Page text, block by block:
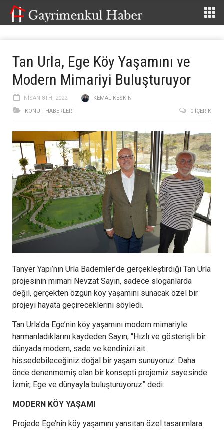
Tan Urla, Ege Köy Yaşamını ve
Modern Mimariyi Buluşturuyor
NISAN 8TH, 2022
KEMAL KESKIN
KONUT HABERLERI
0 İÇERIK
Tanyer Yapı’nın Urla Bademler’de gerçekleştirdiği Tan Urla
projesinin mimarı Nevzat Sayın, sadece sloganlarda
değil, gerçekten özgün köy yaşamını sunacak özel bir
projeyi hayata geçireceklerini söyledi.
Tan Urla’da Ege’nin köy yaşamını modern mimariyle
harmanladıklarını kaydeden Sayın, “Hızlı ve gösterişli bir
dünyada modern, sade ve kendinizi ait
hissedebileceğiniz doğal bir yaşam sunuyoruz. Daha
önce denenmemiş olan bir konsepti projemiz sayesinde
İzmir, Ege ve dünyayla buluşturuyoruz” dedi.
MODERN KÖY YAŞAMI
Projede Ege’nin köy yaşamını yansıtan özel tasarımlara